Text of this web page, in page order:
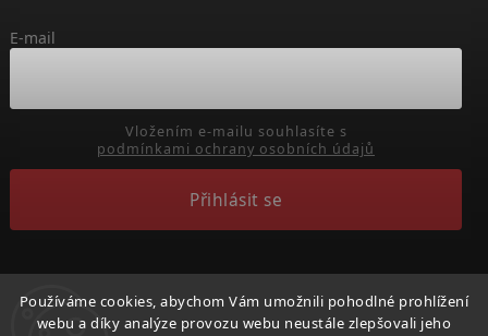
Používáme cookies, abychom Vám umožnili pohodlné prohlížení
webu a díky analýze provozu webu neustále zlepšovali jeho
E-mail
podmínkami ochrany osobních údajů
Přihlásit se